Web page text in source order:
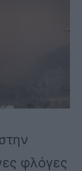
φλόγες